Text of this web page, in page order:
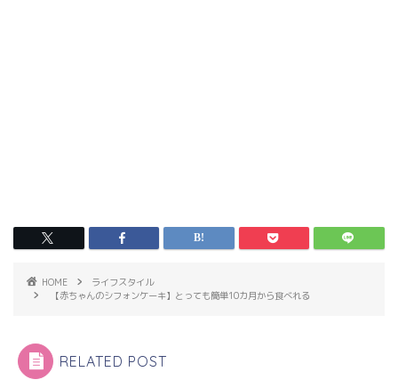
HOME
ライフスタイル
【赤ちゃんのシフォンケーキ】とっても簡単10カ月から食べれる
RELATED POST